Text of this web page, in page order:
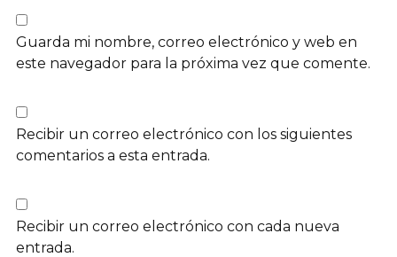
Guarda mi nombre, correo electrónico y web en
este navegador para la próxima vez que comente.
Recibir un correo electrónico con los siguientes
comentarios a esta entrada.
Recibir un correo electrónico con cada nueva
entrada.